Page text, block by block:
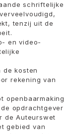
schriftelijke
tenzij uit de
en video-
de kosten
rekening van
openbaarmaking
opdrachtgever
de Auteurswet
gebied van